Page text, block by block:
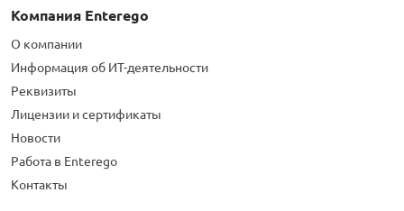
Компания Enterego
О компании
Информация об ИТ-деятельности
Реквизиты
Лицензии и сертификаты
Новости
Работа в Enterego
Контакты